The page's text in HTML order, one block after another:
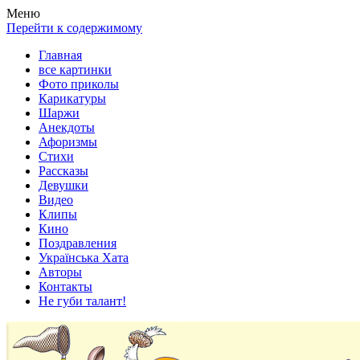
Весела хата — прикольные картинки, смешные истории, клипы!
Покажем всем ваши фото приколы, карикатуры, шаржи, стихи,
Меню
Перейти к содержимому
Главная
все картинки
Фото приколы
Карикатуры
Шаржи
Анекдоты
Афоризмы
Стихи
Рассказы
Девушки
Видео
Клипы
Кино
Поздравления
Українська Хата
Авторы
Контакты
Не губи талант!